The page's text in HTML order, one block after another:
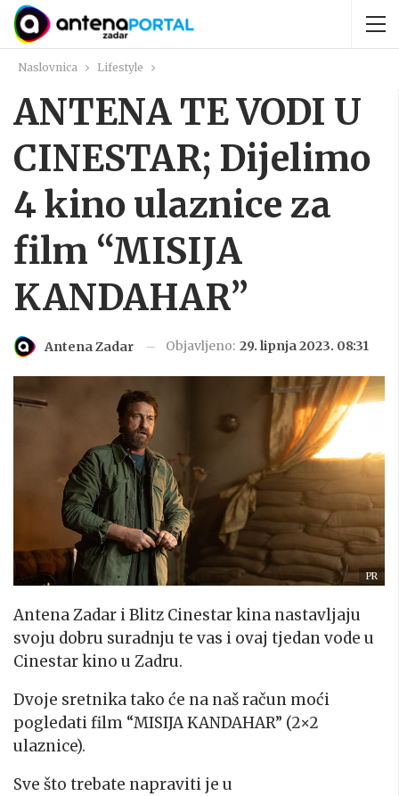
Naslovnica Lifestyle
ANTENA TE VODI U
CINESTAR; Dijelimo
4 kino ulaznice za
film “MISIJA
KANDAHAR”
Antena Zadar Objavljeno: 29. lipnja 2023. 08:31
PR
Antena Zadar i Blitz Cinestar kina nastavljaju
svoju dobru suradnju te vas i ovaj tjedan vode u
Cinestar kino u Zadru.
Dvoje sretnika tako će na naš račun moći
pogledati film “MISIJA KANDAHAR” (2×2
ulaznice).
Sve što trebate napraviti je u